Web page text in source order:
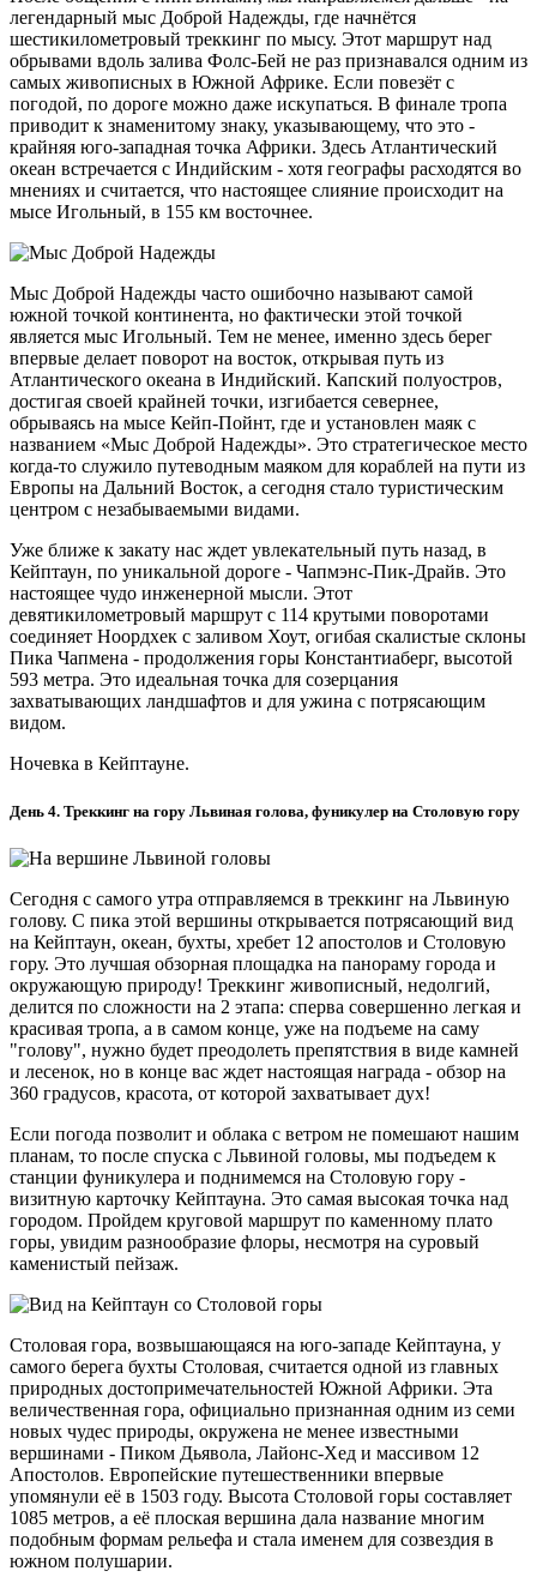
легендарный мыс Доброй Надежды, где начнётся
шестикилометровый треккинг по мысу. Этот маршрут над
обрывами вдоль залива Фолс-Бей не раз признавался одним из
самых живописных в Южной Африке. Если повезёт с
погодой, по дороге можно даже искупаться. В финале тропа
приводит к знаменитому знаку, указывающему, что это -
крайняя юго-западная точка Африки. Здесь Атлантический
океан встречается с Индийским - хотя географы расходятся во
мнениях и считается, что настоящее слияние происходит на
мысе Игольный, в 155 км восточнее.
Мыс Доброй Надежды часто ошибочно называют самой
южной точкой континента, но фактически этой точкой
является мыс Игольный. Тем не менее, именно здесь берег
впервые делает поворот на восток, открывая путь из
Атлантического океана в Индийский. Капский полуостров,
достигая своей крайней точки, изгибается севернее,
обрываясь на мысе Кейп-Пойнт, где и установлен маяк с
названием «Мыс Доброй Надежды». Это стратегическое место
когда-то служило путеводным маяком для кораблей на пути из
Европы на Дальний Восток, а сегодня стало туристическим
центром с незабываемыми видами.
Уже ближе к закату нас ждет увлекательный путь назад, в
Кейптаун, по уникальной дороге - Чапмэнс-Пик-Драйв. Это
настоящее чудо инженерной мысли. Этот
девятикилометровый маршрут с 114 крутыми поворотами
соединяет Ноордхек с заливом Хоут, огибая скалистые склоны
Пика Чапмена - продолжения горы Константиаберг, высотой
593 метра. Это идеальная точка для созерцания
захватывающих ландшафтов и для ужина с потрясающим
видом.
Ночевка в Кейптауне.
День 4. Треккинг на гору Львиная голова, фуникулер на Столовую гору
Сегодня с самого утра отправляемся в треккинг на Львиную
голову. С пика этой вершины открывается потрясающий вид
на Кейптаун, океан, бухты, хребет 12 апостолов и Столовую
гору. Это лучшая обзорная площадка на панораму города и
окружающую природу! Треккинг живописный, недолгий,
делится по сложности на 2 этапа: сперва совершенно легкая и
красивая тропа, а в самом конце, уже на подъеме на саму
"голову", нужно будет преодолеть препятствия в виде камней
и лесенок, но в конце вас ждет настоящая награда - обзор на
360 градусов, красота, от которой захватывает дух!
Если погода позволит и облака с ветром не помешают нашим
планам, то после спуска с Львиной головы, мы подъедем к
станции фуникулера и поднимемся на Столовую гору -
визитную карточку Кейптауна. Это самая высокая точка над
городом. Пройдем круговой маршрут по каменному плато
горы, увидим разнообразие флоры, несмотря на суровый
каменистый пейзаж.
Столовая гора, возвышающаяся на юго-западе Кейптауна, у
самого берега бухты Столовая, считается одной из главных
природных достопримечательностей Южной Африки. Эта
величественная гора, официально признанная одним из семи
новых чудес природы, окружена не менее известными
вершинами - Пиком Дьявола, Лайонс-Хед и массивом 12
Апостолов. Европейские путешественники впервые
упомянули её в 1503 году. Высота Столовой горы составляет
1085 метров, а её плоская вершина дала название многим
подобным формам рельефа и стала именем для созвездия в
южном полушарии.